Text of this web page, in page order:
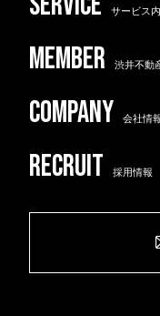
サービス
渋井不動
会社情
採用情報